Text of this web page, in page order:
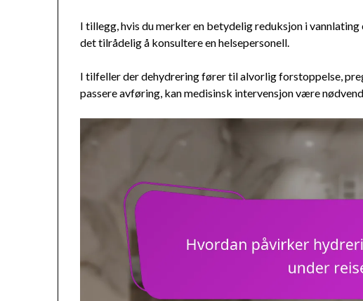
I tillegg, hvis du merker en betydelig reduksjon i
det tilrådelig å konsultere en helsepersonell.
I tilfeller der dehydrering fører til alvorlig forstoppelse,
passere avføring, kan medisinsk intervensjon være